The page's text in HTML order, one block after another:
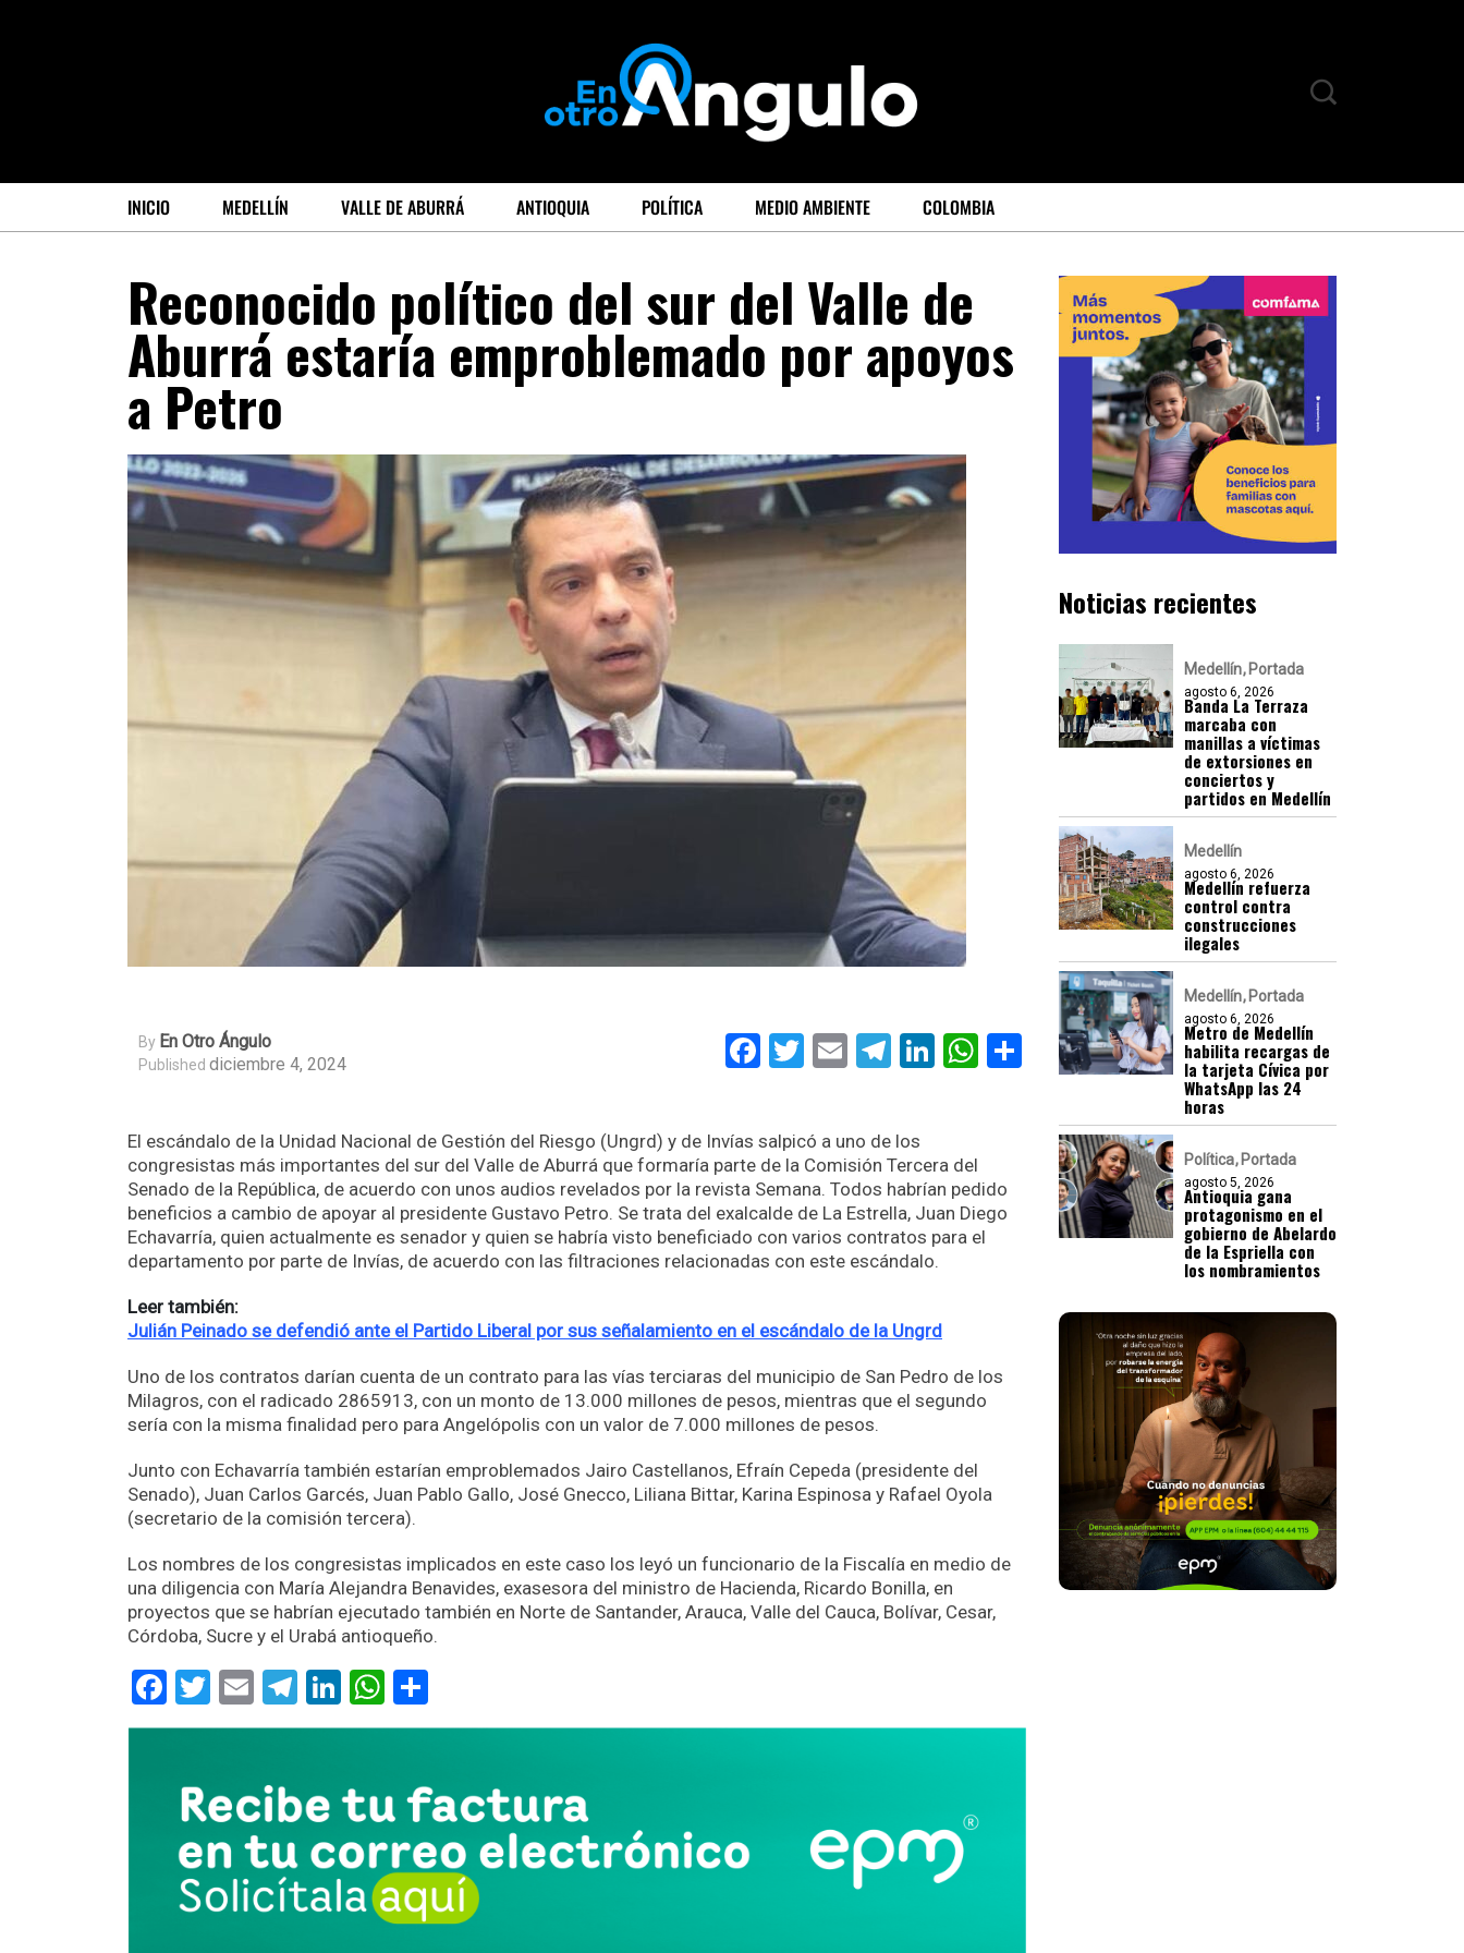
INICIO MEDELLÍN VALLE DE ABURRÁ ANTIOQUIA POLÍTICA MEDIO AMBIENTE COLOMBIA
Reconocido político del sur del Valle de
Aburrá estaría emproblemado por apoyos
a Petro
By En Otro Ángulo
Published diciembre 4, 2024 Facebook
Twitter
EmailTelegram
LinkedIn
WhatsApp
Compartir
El escándalo de la Unidad Nacional de Gestión del Riesgo (Ungrd) y de Invías salpicó a uno de los
congresistas más importantes del sur del Valle de Aburrá que formaría parte de la Comisión Tercera del
Senado de la República, de acuerdo con unos audios revelados por la revista Semana. Todos habrían pedido
beneficios a cambio de apoyar al presidente Gustavo Petro. Se trata del exalcalde de La Estrella, Juan Diego
Echavarría, quien actualmente es senador y quien se habría visto beneficiado con varios contratos para el
departamento por parte de Invías, de acuerdo con las filtraciones relacionadas con este escándalo.
Leer también:
Julián Peinado se defendió ante el Partido Liberal por sus señalamiento en el escándalo de la Ungrd
Uno de los contratos darían cuenta de un contrato para las vías terciaras del municipio de San Pedro de los
Milagros, con el radicado 2865913, con un monto de 13.000 millones de pesos, mientras que el segundo
sería con la misma finalidad pero para Angelópolis con un valor de 7.000 millones de pesos.
Junto con Echavarría también estarían emproblemados Jairo Castellanos, Efraín Cepeda (presidente del
Senado), Juan Carlos Garcés, Juan Pablo Gallo, José Gnecco, Liliana Bittar, Karina Espinosa y Rafael Oyola
(secretario de la comisión tercera).
Los nombres de los congresistas implicados en este caso los leyó un funcionario de la Fiscalía en medio de
una diligencia con María Alejandra Benavides, exasesora del ministro de Hacienda, Ricardo Bonilla, en
proyectos que se habrían ejecutado también en Norte de Santander, Arauca, Valle del Cauca, Bolívar, Cesar,
Córdoba, Sucre y el Urabá antioqueño.
Facebook
Twitter
EmailTelegram
LinkedIn
WhatsApp
Noticias recientes
Medellín Portada
agosto 6, 2026
Banda La Terraza
marcaba con
manillas a víctimas
de extorsiones en
conciertos y
partidos en Medellín
Medellín
agosto 6, 2026
Medellín refuerza
control contra
construcciones
ilegales
Medellín Portada
agosto 6, 2026
Metro de Medellín
habilita recargas de
la tarjeta Cívica por
WhatsApp las 24
horas
Política Portada
agosto 5, 2026
Antioquia gana
protagonismo en el
gobierno de Abelardo
de la Espriella con
los nombramientos